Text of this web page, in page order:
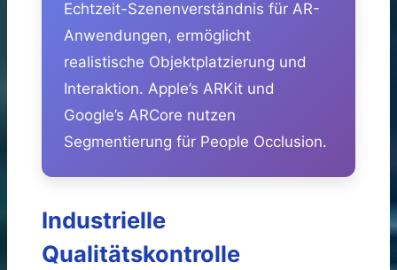
Echtzeit-Szenenverständnis für AR-
Anwendungen, ermöglicht
realistische Objektplatzierung und
Interaktion. Apple’s ARKit und
Google’s ARCore nutzen
Segmentierung für People Occlusion.
Industrielle
Qualitätskontrolle